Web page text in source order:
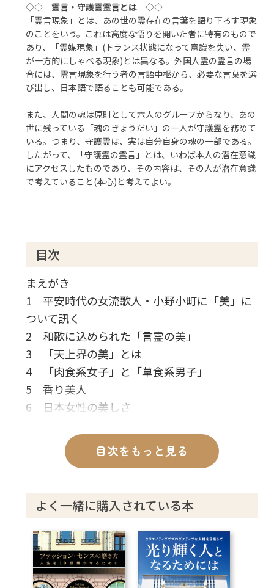
◇◇霊言・守護霊霊言とは ◇◇
「霊言現象」とは、あの世の霊存在の言葉を語り下ろす現象
のことをいう。これは高度な悟りを開いた者に特有のもので
あり、「霊媒現象」(トランス状態になって意識を失い、霊
が一方的にしゃべる現象)とは異なる。外国人霊の霊言の場
合には、霊言現象を行う者の言語中枢から、必要な言葉を選
び出し、日本語で語ることも可能である。
また、人間の魂は原則として六人のグループからなり、あの
世に残っている「魂のきょうだい」の一人が守護霊を務めて
いる。つまり、守護霊は、実は自分自身の魂の一部である。
したがって、「守護霊の霊言」とは、いわば本人の潜在意識
にアクセスしたものであり、その内容は、その人が潜在意識
で考えていること(本心)と考えてよい。
目次
まえがき
1 平安時代の女流歌人・小野小町に「美」に
ついて訊く
2 和歌に込められた「言霊の美」
3 「天上界の美」とは
4 「肉食系女子」と「草食系男子」
5 香り美人
6 日本女性の美しさ
8 小野小町の霊的秘密
9 小野小町の霊言を終えて
目次をもっと見る
よく一緒に購入されている本